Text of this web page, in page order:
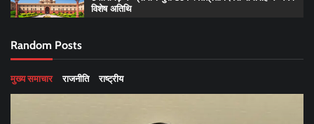
विशेष अतिथि
Random Posts
मुख्य समाचार राजनीति राष्ट्रीय